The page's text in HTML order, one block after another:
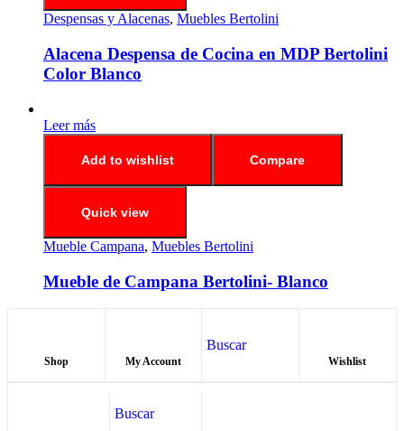
Despensas y Alacenas, Muebles Bertolini
Alacena Despensa de Cocina en MDP Bertolini
Color Blanco
Leer más
Add to wishlist Compare
Quick view
Mueble Campana, Muebles Bertolini
Mueble de Campana Bertolini- Blanco
Shop My Account
Buscar
Wishlist
Buscar